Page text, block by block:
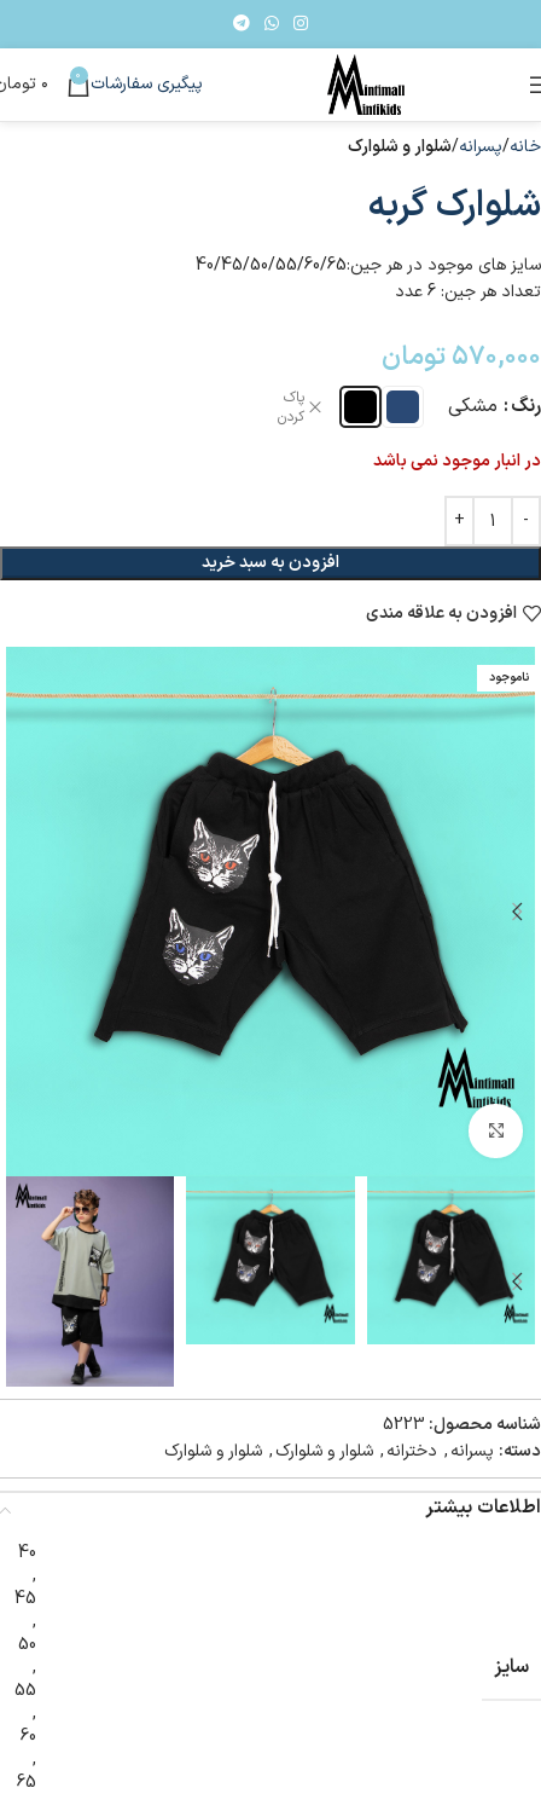
پیگیری سفارشات 0 ۰
خانه پسرانه شلوار و شلوارک
شلوارک گربه
سایز های موجود در هر جین:40/45/50/55/60/65
تعداد هر جین: 6 عدد
۵۷۰,۰۰۰تومان
رنگ مشکی
پاک
کردن
در انبار موجود نمی باشد
افزودن به سبد خرید
افزودن به علاقه مندی
ناموجود
بزرگنمایی تصویر
شناسه محصول: 5223
دسته: پسرانه, دخترانه, شلوار و شلوارک, شلوار و شلوارک
اطلاعات بیشتر
سایز
40
,
45
,
50
,
55
,
60
,
65